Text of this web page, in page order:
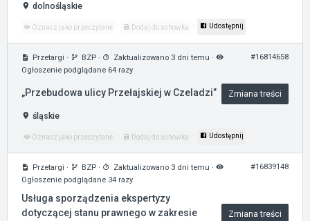
dolnośląskie
Oznacz jako przeczytane · Dodaj do schowka · Udostępnij
Przetargi · BZP · Zaktualizowano 3 dni temu ·
Ogłoszenie podglądane 64 razy
#16814658
„Przebudowa ulicy Przełajskiej w Czeladzi” Zmiana treści
śląskie
Oznacz jako przeczytane · Dodaj do schowka · Udostępnij
Przetargi · BZP · Zaktualizowano 3 dni temu ·
Ogłoszenie podglądane 34 razy
#16839148
Usługa sporządzenia ekspertyzy
dotyczącej stanu prawnego w zakresie
Zmiana treści